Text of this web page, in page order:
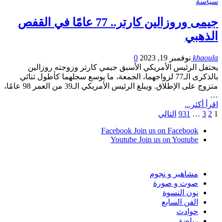
جيمى وروزالين كارتر.. 77 عامًا في القفص
الذهبي
khaoula نوفمبر 19, 2023
0
يحتفل الرئيس الأمريكي الأسبق جيمي كارتر وزوجته روزالين
بالذكرى الـ77 لزواجهما، الجمعة، ما يوسع سجلهما كأطول ثنائي
متزوج على الإطلاق. ويبلغ الرئيس الأمريكي الـ39 من العمر 98 عامًا،
…
اقرأ أكثر...
1
2
3
…
931 التالي
Facebook Join us on Facebook
Youtube Join us on Youtube
مشاهير و نجوم
صوت و صورة
نون النسوة
الفن السابع
حوادث